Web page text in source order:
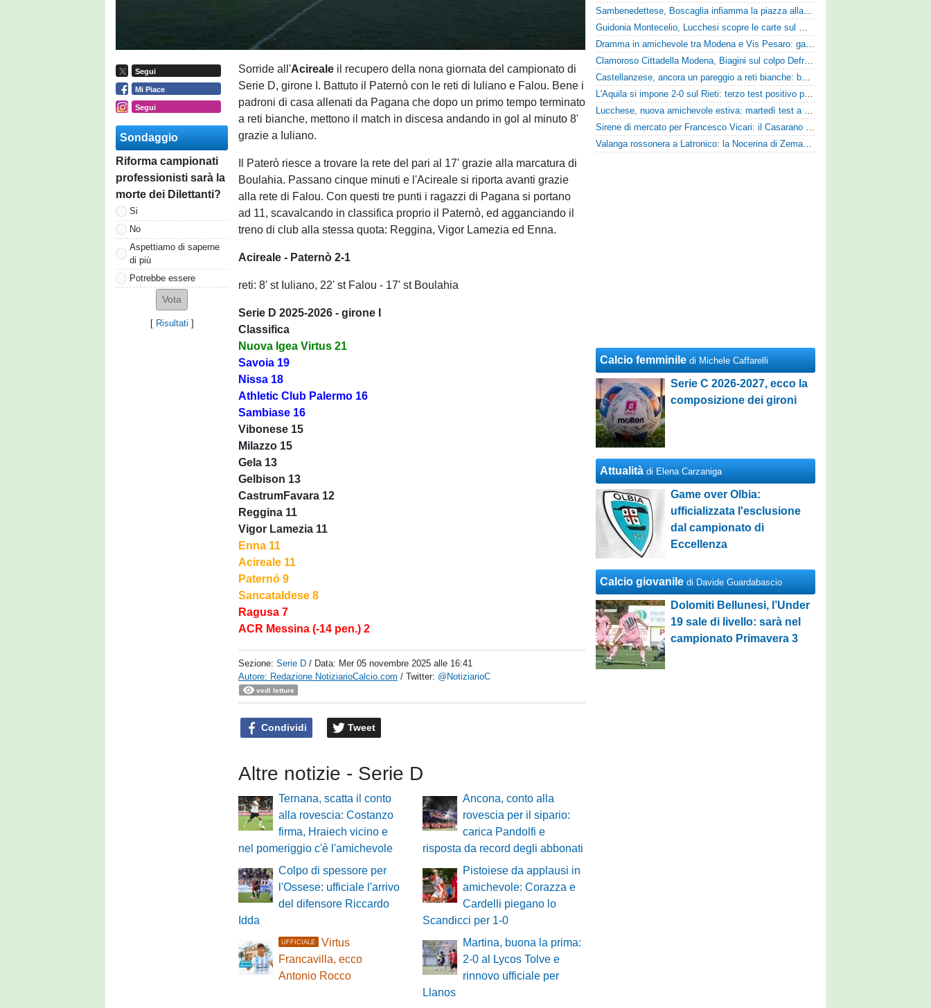
Segui
Mi Piace
Segui
Sondaggio
Riforma campionati
professionisti sarà la
morte dei Dilettanti?
Si
No
Aspettiamo di saperne
di più
Potrebbe essere
[ Risultati ]
Sorride all'Acireale il recupero della nona giornata del campionato di
Serie D, girone I. Battuto il Paternò con le reti di Iuliano e Falou. Bene i
padroni di casa allenati da Pagana che dopo un primo tempo terminato
a reti bianche, mettono il match in discesa andando in gol al minuto 8'
grazie a Iuliano.
Il Paterò riesce a trovare la rete del pari al 17' grazie alla marcatura di
Boulahia. Passano cinque minuti e l'Acireale si riporta avanti grazie
alla rete di Falou. Con questi tre punti i ragazzi di Pagana si portano
ad 11, scavalcando in classifica proprio il Paternò, ed agganciando il
treno di club alla stessa quota: Reggina, Vigor Lamezia ed Enna.
Acireale - Paternò 2-1
reti: 8' st Iuliano, 22' st Falou - 17' st Boulahia
Serie D 2025-2026 - girone I
Classifica
Nuova Igea Virtus 21
Savoia 19
Nissa 18
Athletic Club Palermo 16
Sambiase 16
Vibonese 15
Milazzo 15
Gela 13
Gelbison 13
CastrumFavara 12
Reggina 11
Vigor Lamezia 11
Enna 11
Acireale 11
Paternó 9
Sancataldese 8
Ragusa 7
ACR Messina (-14 pen.) 2
Sezione:Serie D / Data: Mer 05 novembre 2025 alle 16:41
Autore: Redazione NotiziarioCalcio.com / Twitter: @NotiziarioC
vedi letture
Condividi Tweet
Altre notizie - Serie D
Ternana, scatta il conto
alla rovescia: Costanzo
firma, Hraiech vicino e
nel pomeriggio c'è l'amichevole
Ancona, conto alla
rovescia per il sipario:
carica Pandolfi e
risposta da record degli abbonati
Colpo di spessore per
l'Ossese: ufficiale l'arrivo
del difensore Riccardo
Idda
Pistoiese da applausi in
amichevole: Corazza e
Cardelli piegano lo
Scandicci per 1-0
UFFICIALE
Virtus
Francavilla, ecco
Antonio Rocco
Martina, buona la prima:
2-0 al Lycos Tolve e
rinnovo ufficiale per
Llanos
Sambenedettese, Boscaglia infiamma la piazza alla presentazione: «Senza di voi non saremmo nulla, vi promettiamo lavoro e maglia sudata»
Guidonia Montecelio, Lucchesi scopre le carte sul mercato: «Siamo contenti del lavoro fatto, puntiamo dritti ai playoff»
Dramma in amichevole tra Modena e Vis Pesaro: gara sospesa per il grave infortunio di Sersanti
Clamoroso Cittadella Modena, Biagini sul colpo Defrel: «Per noi rappresenta un sogno, a volte si realizzano»
Castellanzese, ancora un pareggio a reti bianche: buone risposte per Bolzoni col Club Milano
L'Aquila si impone 2-0 sul Rieti: terzo test positivo per la squadra di Andreucci
Lucchese, nuova amichevole estiva: martedì test a Montepulciano contro il Taranto
Sirene di mercato per Francesco Vicari: il Casarano piomba sul difensore del Bari
Valanga rossonera a Latronico: la Nocerina di Zeman ne fa 9 all'Atletico Agromonte
Calcio femminile di Michele Caffarelli
Serie C 2026-2027, ecco la
composizione dei gironi
Attualità di Elena Carzaniga
Game over Olbia:
ufficializzata l'esclusione
dal campionato di
Eccellenza
Calcio giovanile di Davide Guardabascio
Dolomiti Bellunesi, l’Under
19 sale di livello: sarà nel
campionato Primavera 3